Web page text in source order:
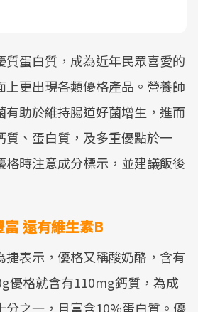
質蛋白質，成為近年民眾喜愛的
上更出現各類優格產品。營養師
有助於維持腸道好菌增生，進而
質、蛋白質，及多重優點於一
格時注意成分標示，並建議飯後
還有維生素B
捷表示，優格又稱酸奶酪，含有
優格就含有110mg鈣質，為成
分之一，且富含10%蛋白質。優